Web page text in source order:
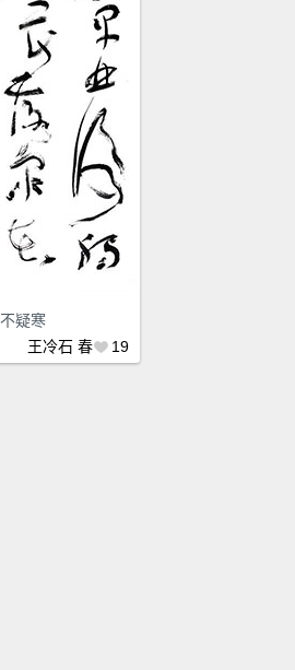
疑寒
王冷石 春 19